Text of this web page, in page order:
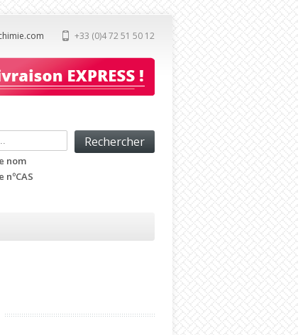
+33 (0)4 72 51 50 12
nom
nºCAS